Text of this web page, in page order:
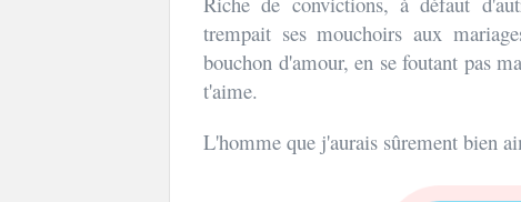
trempait ses mouchoirs aux
bouchon d'amour, en se foutant pas
t'aime.
L'homme que j'aurais sûrement bien